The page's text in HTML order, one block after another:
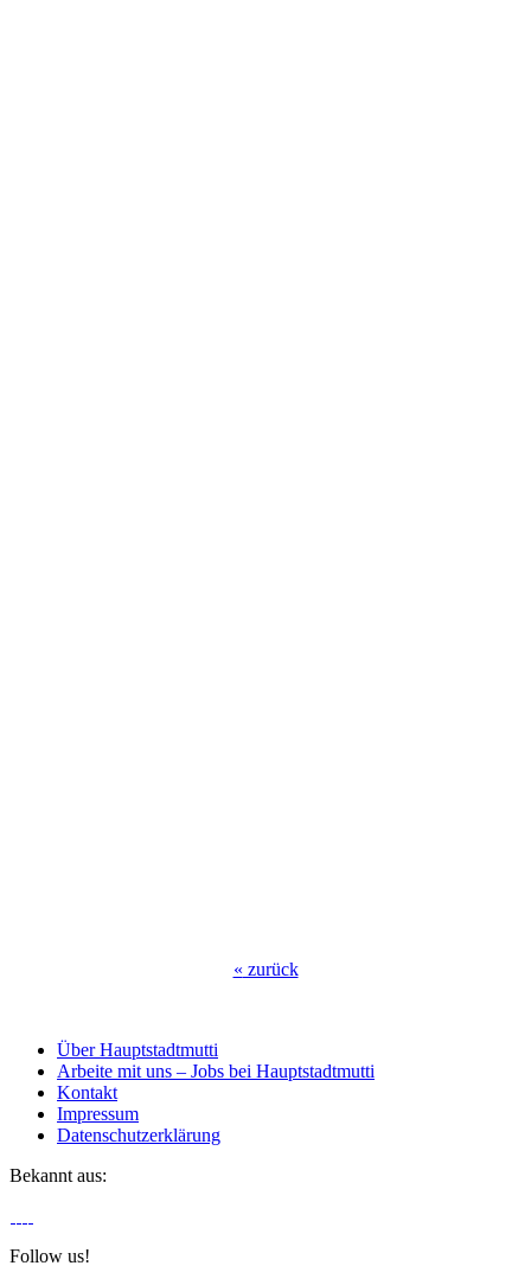
« zurück
Über Hauptstadtmutti
Arbeite mit uns – Jobs bei Hauptstadtmutti
Kontakt
Impressum
Datenschutzerklärung
Bekannt aus:
Follow us!